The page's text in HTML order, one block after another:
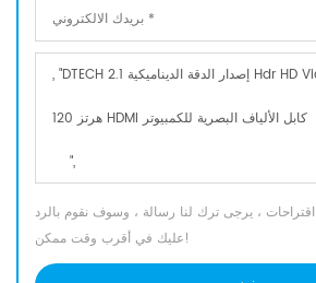
اقتراحات ، يرجى ترك لنا رسالة ، وسوف نقوم بالرد
عليك في أقرب وقت ممكن!